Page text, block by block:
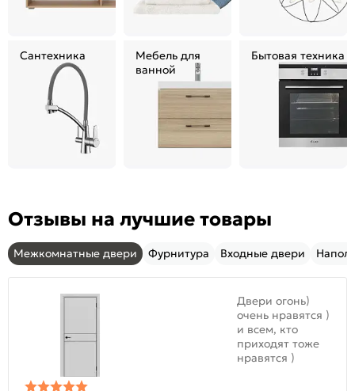
Сантехника
Мебель для
ванной
Бытовая техника
Отзывы на лучшие товары
Межкомнатные двери Фурнитура Входные двери
Двери огонь)
очень нравятся )
и всем, кто
приходят тоже
нравятся )